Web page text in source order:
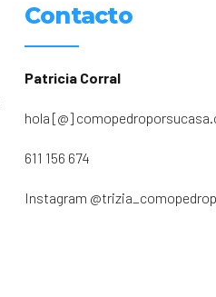
Contacto
Patricia Corral
hola [@]
611 156 674
Instagram